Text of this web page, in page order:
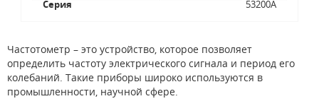
Серия 53200A
Частотометр – это устройство, которое позволяет
определить частоту электрического сигнала и период его
колебаний. Такие приборы широко используются в
промышленности, научной сфере.